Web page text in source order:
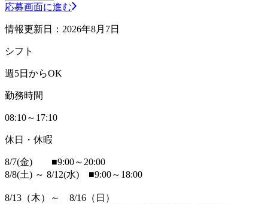
応募画面に進む
情報更新日：2026年8月7日
シフト
週5日からOK
勤務時間
08:10～17:10
休日・休暇
8/7(金) ■9:00～20:00
8/8(土) ～ 8/12(水) ■9:00～18:00
8/13（木）～ 8/16（日）